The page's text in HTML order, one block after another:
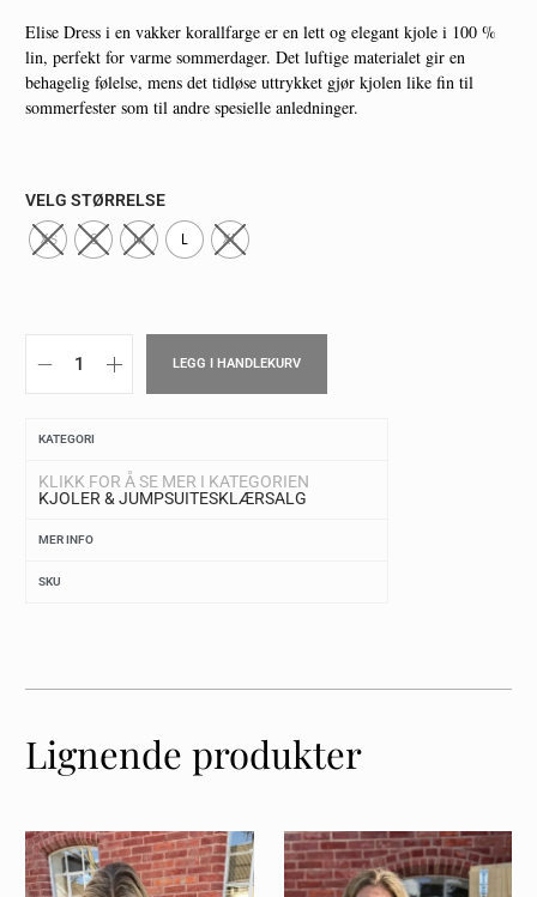
Elise Dress i en vakker korallfarge er en lett og elegant kjole i 100 %
lin, perfekt for varme sommerdager. Det luftige materialet gir en
behagelig følelse, mens det tidløse uttrykket gjør kjolen like fin til
sommerfester som til andre spesielle anledninger.
VELG STØRRELSE
XS S M L XL
LEGG I HANDLEKURV
KATEGORI
KLIKK FOR Å SE MER I KATEGORIEN
KJOLER & JUMPSUITESKLÆRSALG
MER INFO
SKU
Lignende produkter